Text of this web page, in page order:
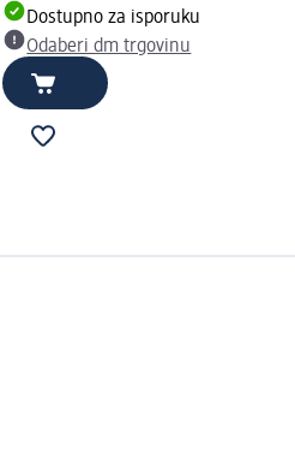
Dostupno za isporuku
Odaberi dm trgovinu